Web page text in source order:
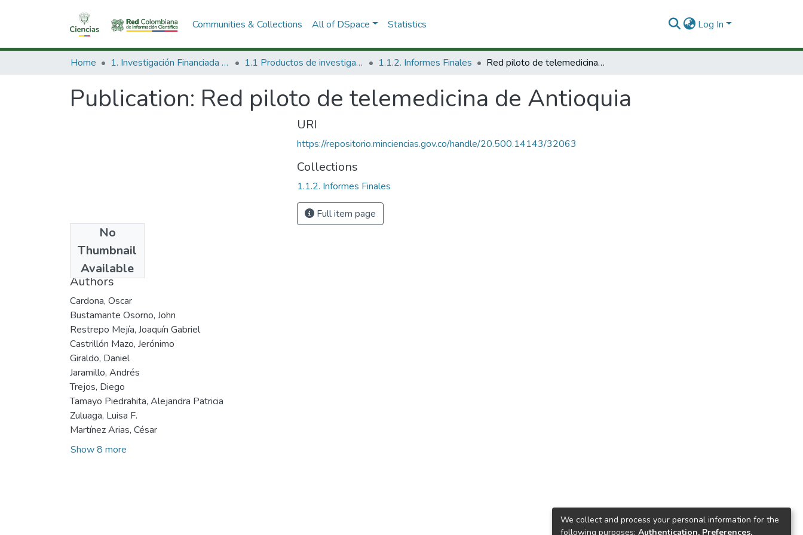
Communities & Collections All of DSpace Statistics Log In
Home 1. Investigación Financiada con Recursos Públicos 1.1 Productos de investigación 1.1.2. Informes Finales Red piloto de telemedicina de Antioquia
Publication: Red piloto de telemedicina de Antioquia
No
Thumbnail
Available
2004
Authors
Cardona, Oscar
Bustamante Osorno, John
Restrepo Mejía, Joaquín Gabriel
Castrillón Mazo, Jerónimo
Giraldo, Daniel
Jaramillo, Andrés
Trejos, Diego
Tamayo Piedrahita, Alejandra Patricia
Zuluaga, Luisa F.
Martínez Arias, César
Show 8 more
URI
https://repositorio.minciencias.gov.co/handle/20.500.14143/32063
Collections
1.1.2. Informes Finales
Full item page
We collect and process your personal information for the
following purposes: Authentication, Preferences,